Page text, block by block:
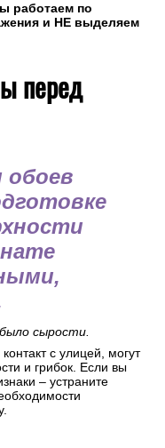
работаем по
и НЕ выделяем
перед
обоев
сырости.
с улицей, могут
и грибок. Если вы
– устраните